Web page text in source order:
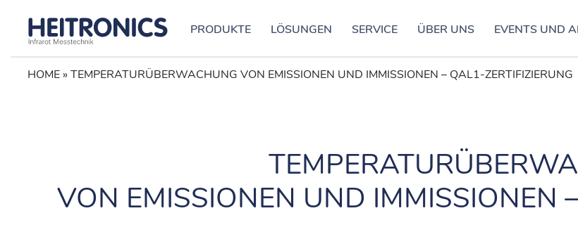
PRODUKTE LÖSUNGEN SERVICE ÜBER UNS EVENTS UND
HOME » TEMPERATURÜBERWACHUNG VON EMISSIONEN UND IMMISSIONEN – QAL1-ZERTIFIZIERUNG
VON EMISSIONEN UND IMMISSIONEN